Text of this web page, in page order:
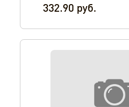
332.90 руб.